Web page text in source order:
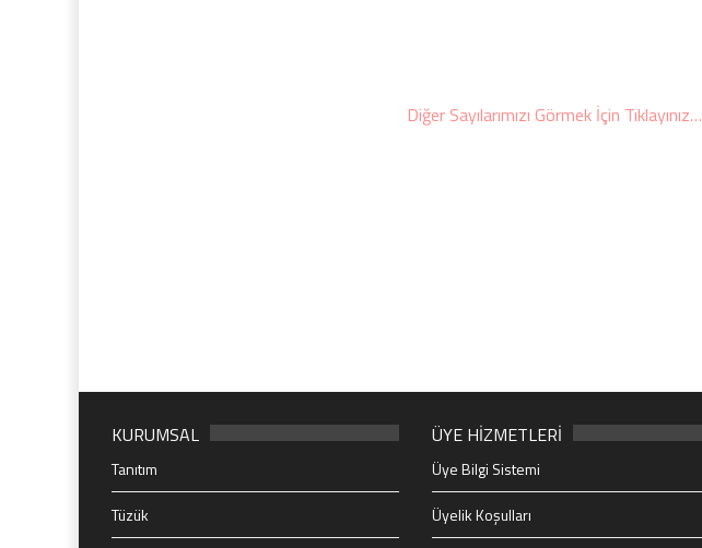
Diğer Sayılarımızı Görmek İçin Tıklayınız…
KURUMSAL
Tanıtım
Tüzük
ÜYE HİZMETLERİ
Üye Bilgi Sistemi
Üyelik Koşulları